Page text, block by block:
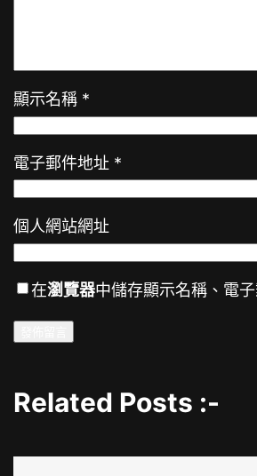
顯示名稱 *
電子郵件地址 *
個人網站網址
在瀏覽器中儲存顯示名稱、電
Related Posts :-